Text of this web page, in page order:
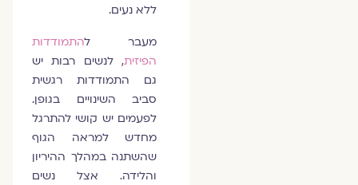
ללא נעים.
מעבר ל
התמודדות
הפיזית, לנשים רבות יש
גם התמודדות רגשית
סביב השינויים בגופן.
לפעמים יש קושי להתרגל
מחדש למראה הגוף
שהשתנה במהלך ההיריון
והלידה. אצל נשים